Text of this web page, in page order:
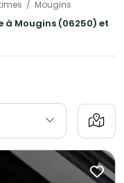
Mougins
à Mougins (06250) et